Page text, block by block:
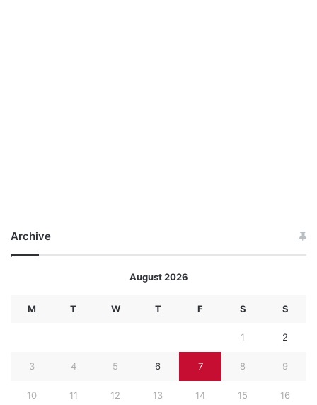
Archive
August 2026
M T W T F S S
1 2
3 4 5 6 7 8 9
10 11 12 13 14 15 16